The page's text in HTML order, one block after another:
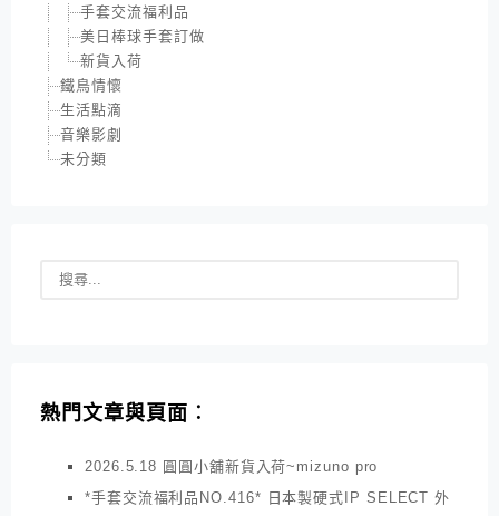
手套交流福利品
美日棒球手套訂做
新貨入荷
鐵鳥情懷
生活點滴
音樂影劇
未分類
熱門文章與頁面︰
2026.5.18 圓圓小舖新貨入荷~mizuno pro
*手套交流福利品NO.416* 日本製硬式IP SELECT 外